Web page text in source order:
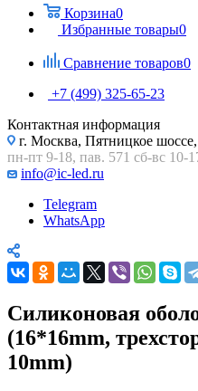
Корзина0
Избранные товары0
Сравнение товаров0
+7 (499) 325-65-23
Контактная информация
г. Москва, Пятницкое
пн-пт 9-18, пав. 571 сб-вс 10-
info@ic-led.ru
Telegram
WhatsApp
Cиликоновая
(16*16mm,
10mm)